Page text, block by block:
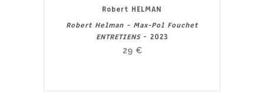
Robert HELMAN
Robert Helman - Max-Pol Fouchet
ENTRETIENS- 2023
29 €